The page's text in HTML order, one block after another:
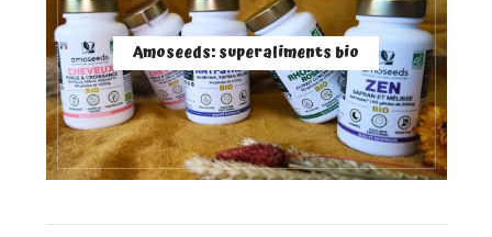
Amoseeds: superaliments bio